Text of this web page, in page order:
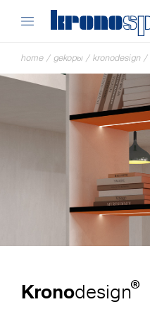
home / декоры / kronodesign /
Kronodesign®